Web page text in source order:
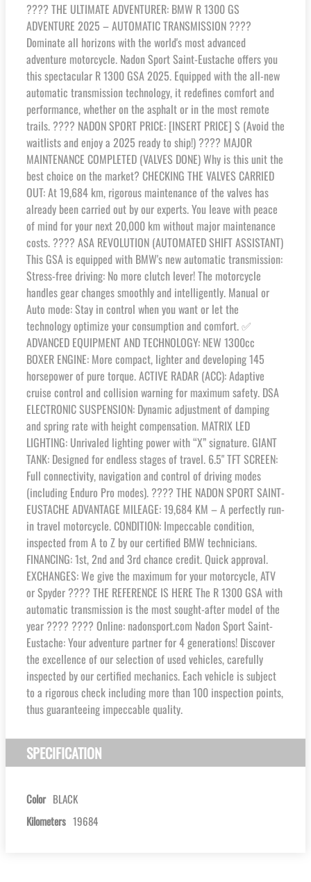
????️ THE ULTIMATE ADVENTURER: BMW R 1300 GS
ADVENTURE 2025 – AUTOMATIC TRANSMISSION ????️
Dominate all horizons with the world's most advanced
adventure motorcycle. Nadon Sport Saint-Eustache offers you
this spectacular R 1300 GSA 2025. Equipped with the all-new
automatic transmission technology, it redefines comfort and
performance, whether on the asphalt or in the most remote
trails. ???? NADON SPORT PRICE: [INSERT PRICE] $ (Avoid the
waitlists and enjoy a 2025 ready to ship!) ????️ MAJOR
MAINTENANCE COMPLETED (VALVES DONE) Why is this unit the
best choice on the market? CHECKING THE VALVES CARRIED
OUT: At 19,684 km, rigorous maintenance of the valves has
already been carried out by our experts. You leave with peace
of mind for your next 20,000 km without major maintenance
costs. ???? ASA REVOLUTION (AUTOMATED SHIFT ASSISTANT)
This GSA is equipped with BMW's new automatic transmission:
Stress-free driving: No more clutch lever! The motorcycle
handles gear changes smoothly and intelligently. Manual or
Auto mode: Stay in control when you want or let the
technology optimize your consumption and comfort. ✅
ADVANCED EQUIPMENT AND TECHNOLOGY: NEW 1300cc
BOXER ENGINE: More compact, lighter and developing 145
horsepower of pure torque. ACTIVE RADAR (ACC): Adaptive
cruise control and collision warning for maximum safety. DSA
ELECTRONIC SUSPENSION: Dynamic adjustment of damping
and spring rate with height compensation. MATRIX LED
LIGHTING: Unrivaled lighting power with “X” signature. GIANT
TANK: Designed for endless stages of travel. 6.5" TFT SCREEN:
Full connectivity, navigation and control of driving modes
(including Enduro Pro modes). ???? THE NADON SPORT SAINT-
EUSTACHE ADVANTAGE MILEAGE: 19,684 KM – A perfectly run-
in travel motorcycle. CONDITION: Impeccable condition,
inspected from A to Z by our certified BMW technicians.
FINANCING: 1st, 2nd and 3rd chance credit. Quick approval.
EXCHANGES: We give the maximum for your motorcycle, ATV
or Spyder ???? THE REFERENCE IS HERE The R 1300 GSA with
automatic transmission is the most sought-after model of the
year ???? ???? Online: nadonsport.com Nadon Sport Saint-
Eustache: Your adventure partner for 4 generations! Discover
the excellence of our selection of used vehicles, carefully
inspected by our certified mechanics. Each vehicle is subject
to a rigorous check including more than 100 inspection points,
thus guaranteeing impeccable quality.
SPECIFICATION
Color BLACK
Kilometers 19684